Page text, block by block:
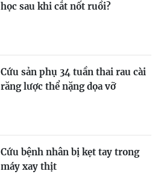
học sau khi cắt nốt ruồi?
Cứu sản phụ 34 tuần thai rau cài
răng lược thể nặng dọa vỡ
Cứu bệnh nhân bị kẹt tay trong
máy xay thịt